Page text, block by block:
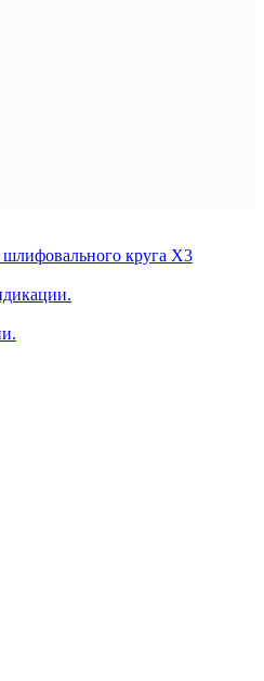
круга X3